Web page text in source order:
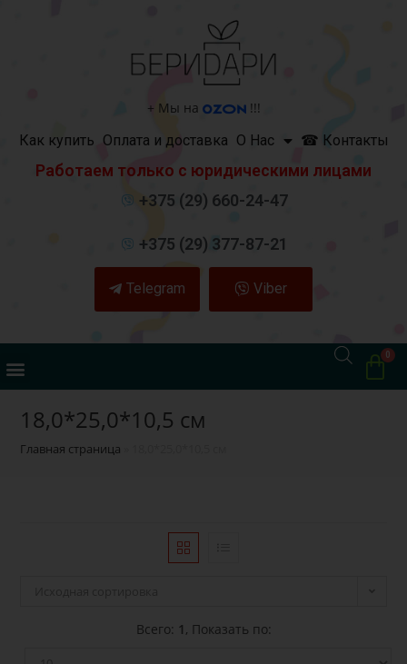
+ Мы на
!!!
Как купить Оплата и доставка О Нас ☎ Контакты
Работаем только с юридическими лицами
+375 (29) 660-24-47
+375 (29) 377-87-21
Telegram Viber
18,0*25,0*10,5 см
Главная страница
Всего: 1 , Показать по: